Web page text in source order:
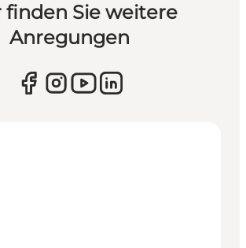
finden Sie weitere
Anregungen